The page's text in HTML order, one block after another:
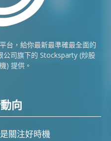
台，給你最新最準確最全面的
公司旗下的 Stocksparty (炒股
) 提供。
向
關注好時機